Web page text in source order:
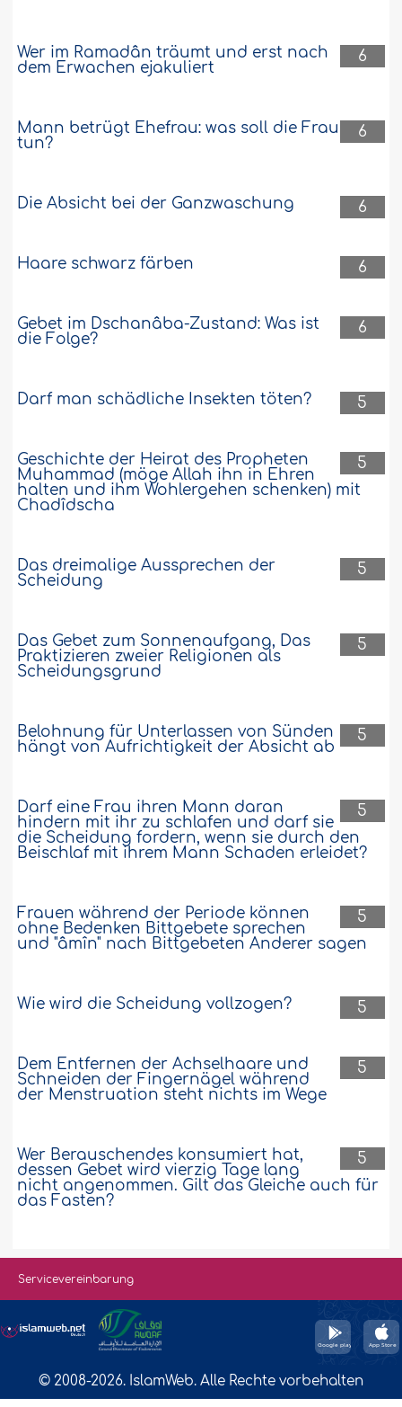
6
Wer im Ramadân träumt und erst nach
dem Erwachen ejakuliert
6
Mann betrügt Ehefrau: was soll die Frau
tun?
6
Die Absicht bei der Ganzwaschung
6
Haare schwarz färben
6
Gebet im Dschanâba-Zustand: Was ist
die Folge?
5
Darf man schädliche Insekten töten?
5
Geschichte der Heirat des Propheten
Muhammad (möge Allah ihn in Ehren
halten und ihm Wohlergehen schenken) mit
Chadîdscha
5
Das dreimalige Aussprechen der
Scheidung
5
Das Gebet zum Sonnenaufgang, Das
Praktizieren zweier Religionen als
Scheidungsgrund
5
Belohnung für Unterlassen von Sünden
hängt von Aufrichtigkeit der Absicht ab
5
Darf eine Frau ihren Mann daran
hindern mit ihr zu schlafen und darf sie
die Scheidung fordern, wenn sie durch den
Beischlaf mit ihrem Mann Schaden erleidet?
5
Frauen während der Periode können
ohne Bedenken Bittgebete sprechen
und "âmîn" nach Bittgebeten Anderer sagen
5
Wie wird die Scheidung vollzogen?
5
Dem Entfernen der Achselhaare und
Schneiden der Fingernägel während
der Menstruation steht nichts im Wege
5
Wer Berauschendes konsumiert hat,
dessen Gebet wird vierzig Tage lang
nicht angenommen. Gilt das Gleiche auch für
das Fasten?
Servicevereinbarung
© 2008-2026. IslamWeb. Alle Rechte vorbehalten